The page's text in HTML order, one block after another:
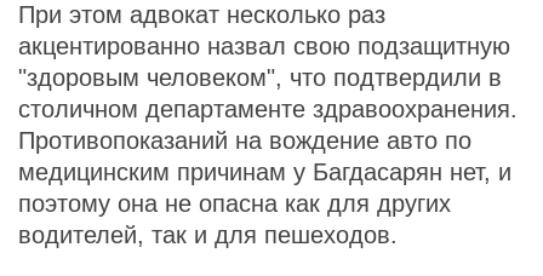
При этом адвокат несколько раз
акцентированно назвал свою подзащитную
"здоровым человеком", что подтвердили в
столичном департаменте здравоохранения.
Противопоказаний на вождение авто по
медицинским причинам у Багдасарян нет, и
поэтому она не опасна как для других
водителей, так и для пешеходов.